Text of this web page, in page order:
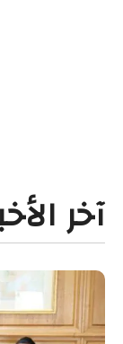
آخر